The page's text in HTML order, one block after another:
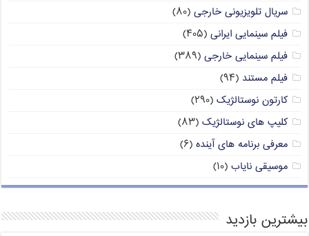
سریال تلویزیونی خارجی (۸۰)
فیلم سینمایی ایرانی (۴۰۵)
فیلم سینمایی خارجی (۳۸۹)
فیلم مستند (۹۴)
کارتون نوستالژیک (۲۹۰)
کلیپ های نوستالژیک (۸۳)
معرفی برنامه های آینده (۶)
موسیقی نایاب (۱۰)
بیشترین بازدید